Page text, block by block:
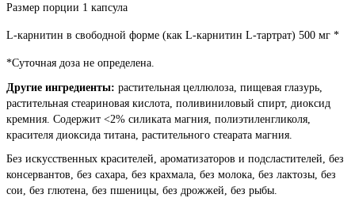
Размер порции 1 капсула
L-карнитин в свободной форме (как L-карнитин L-тартрат) 500 мг *
*Суточная доза не определена.
Другие ингредиенты: растительная целлюлоза, пищевая глазурь,
растительная стеариновая кислота, поливиниловый спирт, диоксид
кремния. Содержит <2% силиката магния, полиэтиленгликоля,
красителя диоксида титана, растительного стеарата магния.
Без искусственных красителей, ароматизаторов и подсластителей, без
консервантов, без сахара, без крахмала, без молока, без лактозы, без
сои, без глютена, без пшеницы, без дрожжей, без рыбы.